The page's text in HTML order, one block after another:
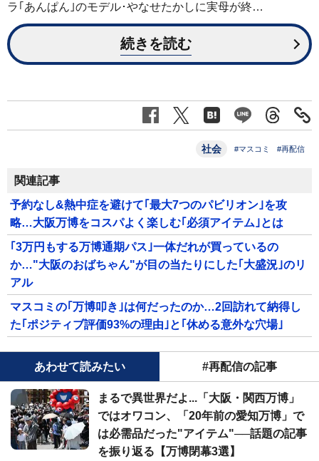
ラ｢あんぱん｣のモデル･やなせたかしに実母が終…
続きを読む
社会 #マスコミ #再配信
関連記事
予約なし&熱中症を避けて｢最大7つのパビリオン｣を攻
略…大阪万博をコスパよく楽しむ｢必須アイテム｣とは
｢3万円もする万博通期パス｣一体だれが買っているの
か…"大阪のおばちゃん"が目の当たりにした｢大盛況｣のリ
アル
マスコミの｢万博叩き｣は何だったのか…2回訪れて納得し
た｢ポジティブ評価93%の理由｣と｢休める意外な穴場｣
あわせて読みたい #再配信の記事
まるで異世界だよ...「大阪・関西万博」
ではオワコン、「20年前の愛知万博」で
は必需品だった"アイテム"──話題の記事
を振り返る【万博閉幕3選】